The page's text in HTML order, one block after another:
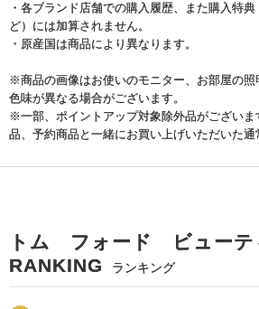
・各ブランド店舗での購入履歴、また購入特
ど）には加算されません。
・原産国は商品により異なります。
※商品の画像はお使いのモニター、お部屋の照
色味が異なる場合がございます。
※一部、ポイントアップ対象除外品がございま
品、予約商品と一緒にお買い上げいただいた通
トム フォード ビューテ
RANKING
ランキング